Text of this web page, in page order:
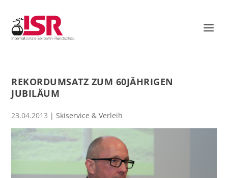
REKORDUMSATZ ZUM 60JÄHRIGEN
JUBILÄUM
23.04.2013 |Skiservice & Verleih